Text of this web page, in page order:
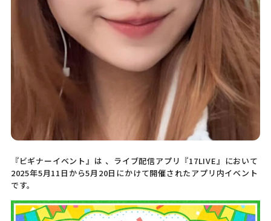
『ビギナーイベント』は 、ライブ配信アプリ『17LIVE』において
2025年5月11日から5月20日にかけて開催されたアプリ内イベント
です。